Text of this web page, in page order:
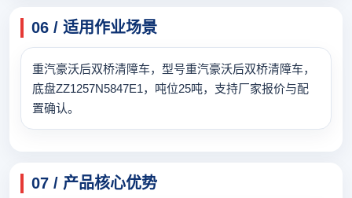
06 / 适用作业场景
重汽豪沃后双桥清障车，型号重汽豪沃后双桥清障车，
底盘ZZ1257N5847E1，吨位25吨，支持厂家报价与配
置确认。
07 / 产品核心优势